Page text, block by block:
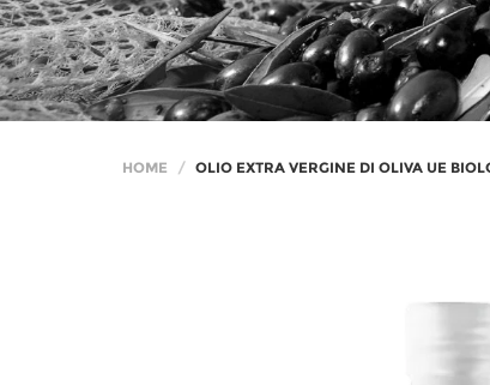
HOME OLIO EXTRA VERGINE DI OLIVA UE